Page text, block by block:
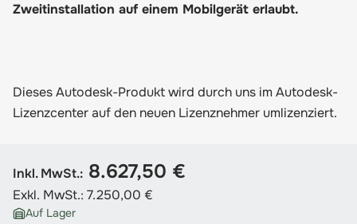
Zweitinstallation auf einem Mobilgerät erlaubt.
Dieses Autodesk-Produkt wird durch uns im Autodesk-
Lizenzcenter auf den neuen Lizenznehmer umlizenziert.
Inkl. MwSt.: 8.627,50 €
Exkl. MwSt.: 7.250,00 €
Auf Lager